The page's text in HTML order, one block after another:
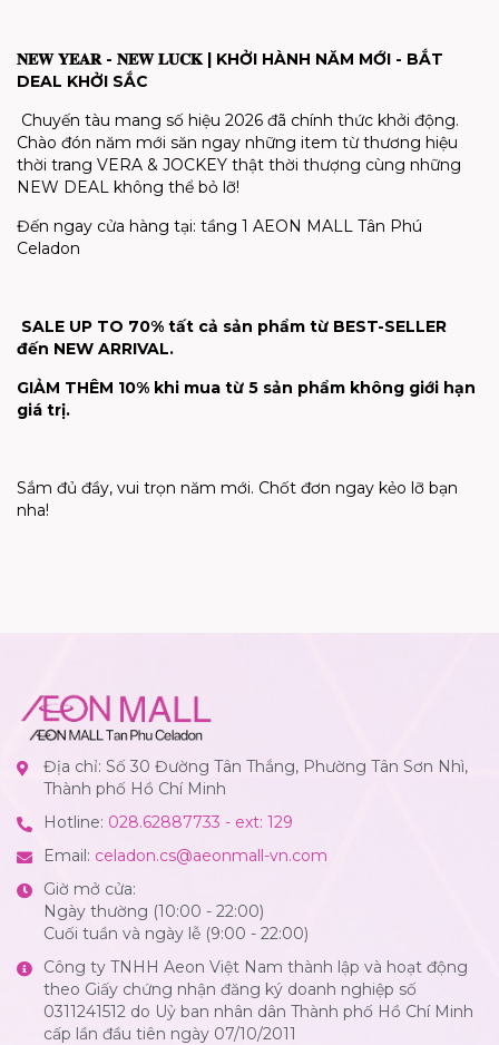
𝐍𝐄𝐖 𝐘𝐄𝐀𝐑 - 𝐍𝐄𝐖 𝐋𝐔𝐂𝐊 | KHỞI HÀNH NĂM MỚI - BẮT
DEAL KHỞI SẮC
Chuyến tàu mang số hiệu 2026 đã chính thức khởi động.
Chào đón năm mới săn ngay những item từ thương hiệu
thời trang VERA & JOCKEY thật thời thượng cùng những
NEW DEAL không thể bỏ lỡ!
Đến ngay cửa hàng tại: tầng 1 AEON MALL Tân Phú
Celadon
SALE UP TO 70% tất cả sản phẩm từ BEST-SELLER
đến NEW ARRIVAL.
GIẢM THÊM 10% khi mua từ 5 sản phẩm không giới hạn
giá trị.
Sắm đủ đầy, vui trọn năm mới. Chốt đơn ngay kẻo lỡ bạn
nha!
Địa chỉ: Số 30 Đường Tân Thắng, Phường Tân Sơn Nhì,
Thành phố Hồ Chí Minh
Hotline: 028.62887733 - ext: 129
Email: celadon.cs@aeonmall-vn.com
Giờ mở cửa:
Ngày thường (10:00 - 22:00)
Cuối tuần và ngày lễ (9:00 - 22:00)
Công ty TNHH Aeon Việt Nam thành lập và hoạt động
theo Giấy chứng nhận đăng ký doanh nghiệp số
0311241512 do Uỷ ban nhân dân Thành phố Hồ Chí Minh
cấp lần đầu tiên ngày 07/10/2011